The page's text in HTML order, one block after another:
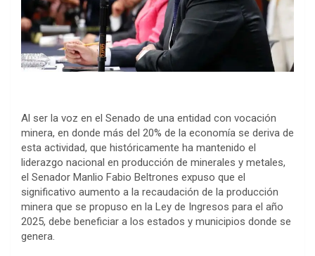
Al ser la voz en el Senado de una entidad con vocación
minera, en donde más del 20% de la economía se deriva de
esta actividad, que históricamente ha mantenido el
liderazgo nacional en producción de minerales y metales,
el Senador Manlio Fabio Beltrones expuso que el
significativo aumento a la recaudación de la producción
minera que se propuso en la Ley de Ingresos para el año
2025, debe beneficiar a los estados y municipios donde se
genera.